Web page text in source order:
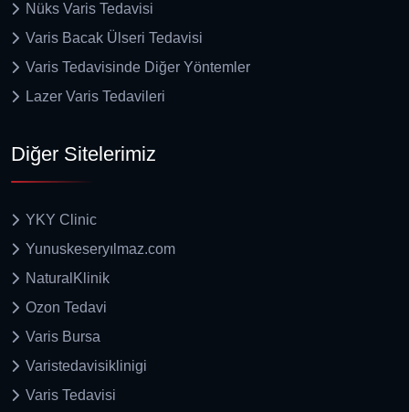
Nüks Varis Tedavisi
Varis Bacak Ülseri Tedavisi
Varis Tedavisinde Diğer Yöntemler
Lazer Varis Tedavileri
Diğer Sitelerimiz
YKY Clinic
Yunuskeseryılmaz.com
NaturalKlinik
Ozon Tedavi
Varis Bursa
Varistedavisiklinigi
Varis Tedavisi